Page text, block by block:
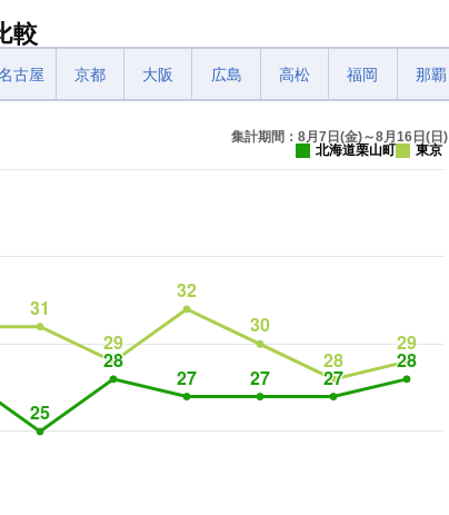
較
古屋 京都 大阪 広島 高松 福岡 那覇
集計期間：8月7日(金)～8月16日(日)
北海道栗山町
東京